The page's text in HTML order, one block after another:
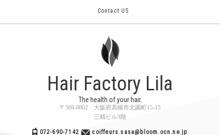
Contact US
Hair Factory Lila
The health of your hair.
〒569-0802 大阪府高槻市北園町15-15
三精ビル3階
072-690-7142 coiffeurs.sasa@bloom.ocn.ne.jp